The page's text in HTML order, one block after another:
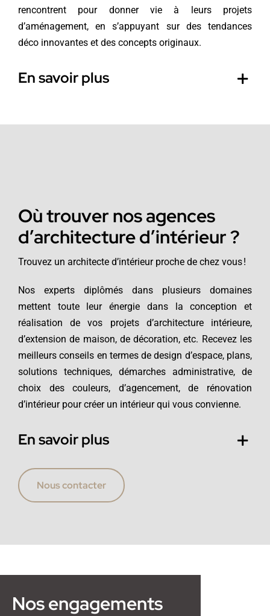
rencontrent pour donner vie à leurs projets
d’aménagement, en s’appuyant sur des tendances
déco innovantes et des concepts originaux.
En savoir plus
Où trouver nos agences
d’architecture d’intérieur ?
Trouvez un architecte d’intérieur proche de chez vous !
Nos experts diplômés dans plusieurs domaines
mettent toute leur énergie dans la conception et
réalisation de vos projets d’architecture intérieure,
d’extension de maison, de décoration, etc. Recevez les
meilleurs conseils en termes de design d’espace, plans,
solutions techniques, démarches administrative, de
choix des couleurs, d’agencement, de rénovation
d’intérieur pour créer un intérieur qui vous convienne.
En savoir plus
Nous contacter
Nos engagements